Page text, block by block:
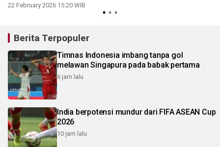
22 February 2026 15:20 WIB
Berita Terpopuler
Timnas Indonesia imbang tanpa gol
melawan Singapura pada babak pertama
6 jam lalu
India berpotensi mundur dari FIFA ASEAN Cup
2026
10 jam lalu